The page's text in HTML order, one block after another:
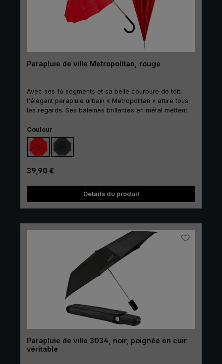
Parapluie de ville Metropolitan, rouge
Avec ses 16 segments et sa belle courbure de toit,
l'élégant parapluie urbain « Metropolitan » attire tous
les regards. Ses baleines brillantes en métal mettent
ce parapluie long. L'ouverture et la fermeture
manuelles facilitent l'utilisation bouton-poussoir. De
plus, le parapluie canne City se distingue par sa toile
en tissu polyester mat de qualité supérieure. La
poignée à crochet ronde avec une surface mate est
confortable à tenir. Il est également fourni avec une
housse protectrice avec fermeture à glissière assortie
à la couleur de la toile.
Sélectionnez
Couleur
Prix régulier :
39,90 €
Détails du produit
Parapluie de ville 3034, noir, poignée en cuir
véritable